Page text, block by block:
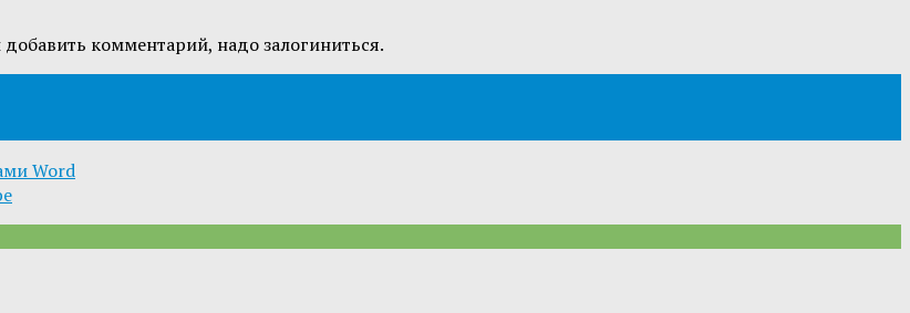
комментарий, надо залогиниться.
Word